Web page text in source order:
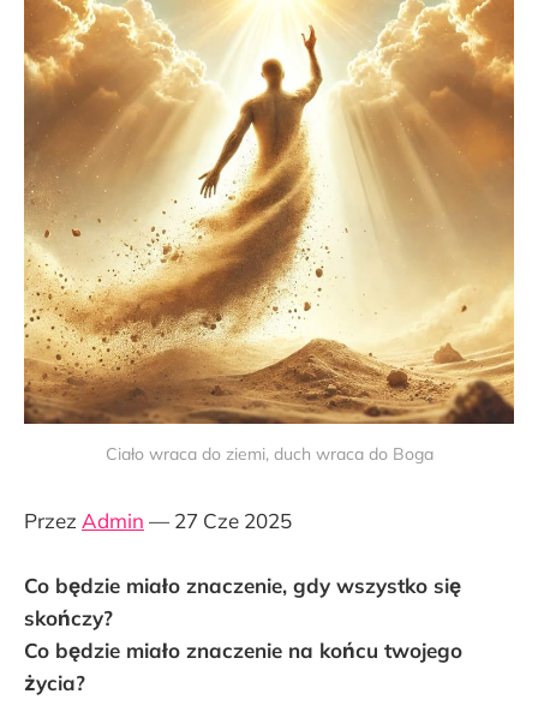
Ciało wraca do ziemi, duch wraca do Boga
Przez Admin — 27 Cze 2025
Co będzie miało znaczenie, gdy wszystko się
skończy?
Co będzie miało znaczenie na końcu twojego
życia?